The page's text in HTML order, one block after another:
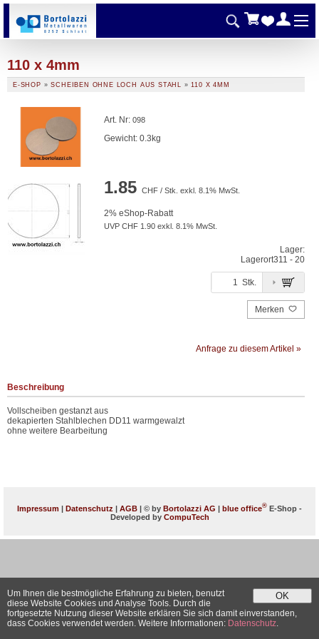
110 x 4mm
E-SHOP »SCHEIBEN OHNE LOCH AUS STAHL »110 X 4MM
Art. Nr: 098
Gewicht: 0.3kg
1.85 CHF / Stk. exkl. 8.1% MwSt.
2% eShop-Rabatt
UVP CHF 1.90 exkl. 8.1% MwSt.
Lager:
Lagerort311 - 20
Stk.
Merken
Anfrage zu diesem Artikel »
Beschreibung
Vollscheiben gestanzt aus
dekapierten Stahlblechen DD11 warmgewalzt
ohne weitere Bearbeitung
Impressum | Datenschutz | AGB | © by Bortolazzi AG | blue office® E-Shop -
Developed by CompuTech
OK
Um Ihnen die bestmögliche Erfahrung zu bieten, benutzt
diese Website Cookies und Analyse Tools. Durch die
fortgesetzte Nutzung dieser Website erklären Sie sich damit einverstanden,
dass Cookies verwendet werden. Weitere Informationen: Datenschutz.